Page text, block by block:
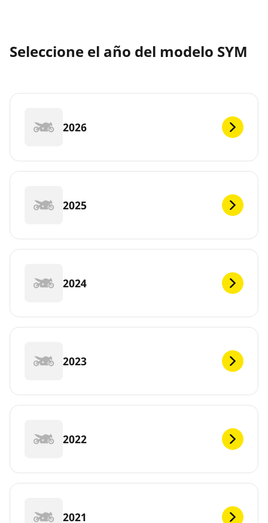
Seleccione el año del modelo SYM
2026
2025
2024
2023
2022
2021